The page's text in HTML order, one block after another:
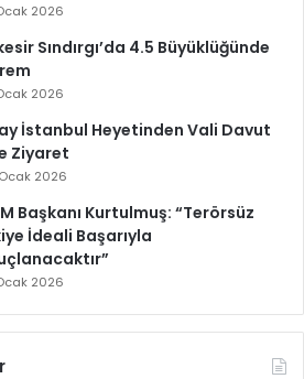
2026
Sındırgı’da 4.5 Büyüklüğünde
2026
İstanbul Heyetinden Vali Davut
Ziyaret
2026
Başkanı Kurtulmuş: “Terörsüz
İdeali Başarıyla
2026